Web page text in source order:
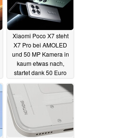
Xiaomi Poco X7 steht
X7 Pro bei AMOLED
und 50 MP Kamera in
kaum etwas nach,
startet dank 50 Euro
Rabatt ab 249,90 Euro
09.01.2025